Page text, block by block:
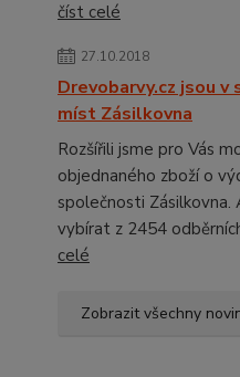
číst celé
27.10.2018
Drevobarvy.cz jsou v
míst Zásilkovna
Rozšířili jsme pro Vás
objednaného zboží o
společnosti
vybírat z 2454
celé
Zobrazit všechny